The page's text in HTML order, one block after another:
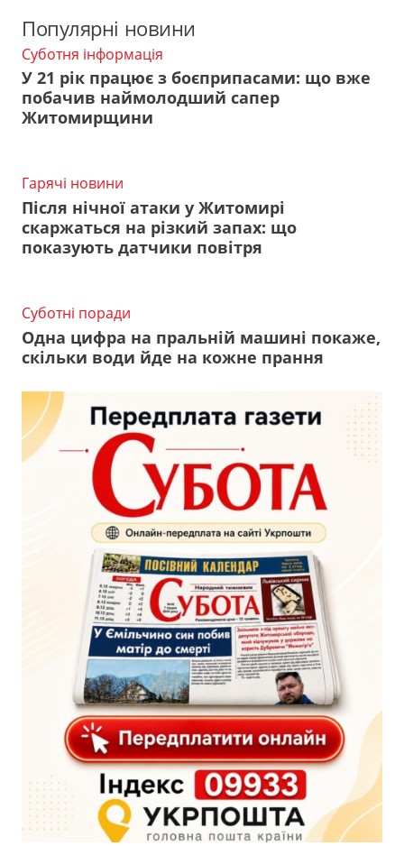
Популярні новини
Суботня інформація
У 21 рік працює з боєприпасами: що вже
побачив наймолодший сапер
Житомирщини
Гарячі новини
Після нічної атаки у Житомирі
скаржаться на різкий запах: що
показують датчики повітря
Суботні поради
Одна цифра на пральній машині покаже,
скільки води йде на кожне прання